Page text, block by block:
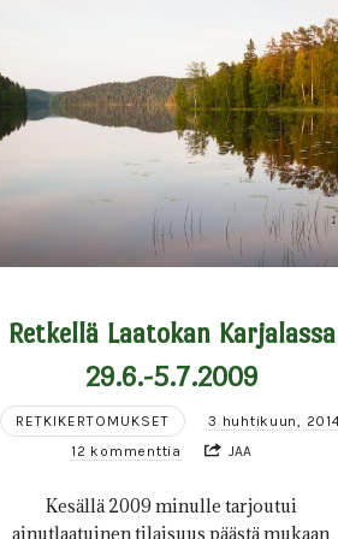
Retkellä Laatokan Karjalassa
29.6.-5.7.2009
RETKIKERTOMUKSET
3 huhtikuun,
12 kommenttia
JAA
Kesällä 2009 minulle tarjoutui
ainutlaatuinen tilaisuus päästä mukaan